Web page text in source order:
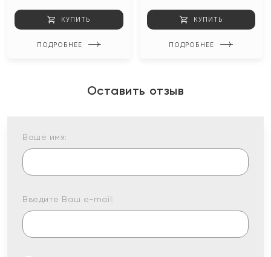
КУПИТЬ
ПОДРОБНЕЕ
КУПИТЬ
ПОДРОБНЕЕ
Оставить отзыв
Ваше имя:
Введите Ваш e-mail: